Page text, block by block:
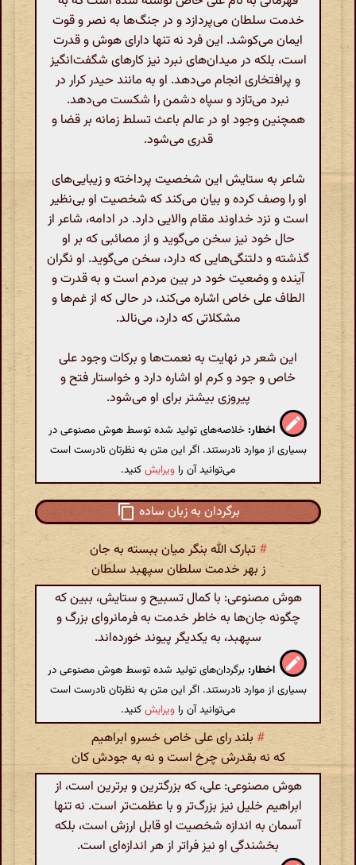
خدمت سلطان می‌پردازد و در جنگ‌ها به نصر و قوت
ایمان می‌کوشد. این فرد نه تنها دارای هوش و قدرت
است، بلکه در میدان‌های نبرد نیز کارهای شگفت‌انگیز
و پرافتخاری انجام می‌دهد. او به مانند حیدر کرار در
نبرد می‌تازد و سپاه دشمن را شکست می‌دهد.
همچنین وجود او در عالم باعث تسلط زمانه بر قضا و
قدری می‌شود.
شاعر به ستایش این شخصیت پرداخته و زیبایی‌های
او را وصف کرده و بیان می‌کند که شخصیت او بی‌نظیر
است و نزد خداوند مقام والایی دارد. در ادامه، شاعر از
حال خود نیز سخن می‌گوید و از مصائبی که بر او
گذشته و دلتنگی‌هایی که دارد، سخن می‌گوید. او نگران
آینده و وضعیت خود در بین مردم است و به قدرت و
الطاف علی خاص اشاره می‌کند، در حالی که از غم‌ها و
مشکلاتی که دارد، می‌نالد.
این شعر در نهایت به نعمت‌ها و برکات وجود علی
خاص و جود و کرم او اشاره دارد و خواستار فتح و
پیروزی بیشتر برای او می‌شود.
اخطار: خلاصه‌های تولید شده توسط هوش مصنوعی در
بسیاری از موارد نادرستند. اگر این متن به نظرتان نادرست است
می‌توانید آن را ویرایشکنید.
برگردان به زبان ساده
#تبارک الله بنگر میان ببسته به جان
ز بهر خدمت سلطان سپهبد سلطان
هوش مصنوعی: با کمال تسبیح و ستایش، ببین که
چگونه جان‌ها به خاطر خدمت به فرمانروای بزرگ و
سپهبد، به یکدیگر پیوند خورده‌اند.
اخطار: برگردان‌های تولید شده توسط هوش مصنوعی در
بسیاری از موارد نادرستند. اگر این متن به نظرتان نادرست است
می‌توانید آن را ویرایشکنید.
# بلند رای علی خاص خسرو ابراهیم
که نه بقدرش چرخ است و نه به جودش کان
هوش مصنوعی: علی، که بزرگترین و برترین است، از
ابراهیم خلیل نیز بزرگ‌تر و با عظمت‌تر است. نه تنها
آسمان به اندازه شخصیت او قابل ارزش است، بلکه
بخشندگی او نیز فراتر از هر اندازه‌ای است.